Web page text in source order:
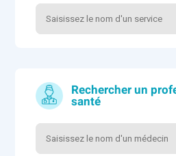
Rechercher un
santé